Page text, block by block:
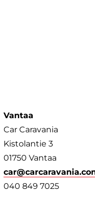
Vantaa
Car Caravania
Kistolantie 3
01750 Vantaa
040 849 7025